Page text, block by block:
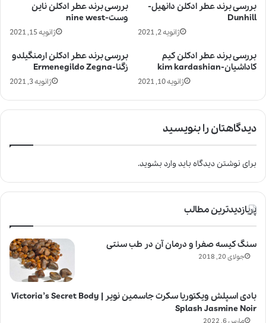
بررسی برند عطر ادکلن ناین
وست-nine west
ژانویه 15, 2021
بررسی برند عطر ادکلن دانهیل-
Dunhill
ژانویه 2, 2021
بررسی برند عطر ادکلن ارمنگیلدو
زگنا-Ermenegildo Zegna
ژانویه 3, 2021
بررسی برند عطر ادکلن کیم
کاداشیان-kim kardashian
ژانویه 10, 2021
دیدگاهتان را بنویسید
برای نوشتن دیدگاه بایدوارد بشوید.
پربازدیدترین مطالب
سنگ کیسه صفرا و درمان آن در طب سنتی
جولای 20, 2018
بادی اسپلش ویکتوریا سکرت جاسمین نویر | Victoria’s Secret Body
Splash Jasmine Noir